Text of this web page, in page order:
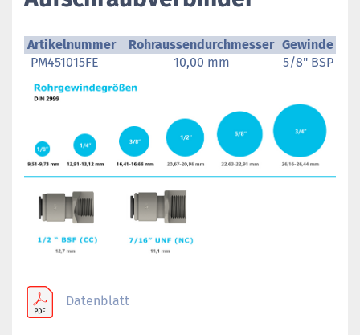
Artikelnummer Rohraussendurchmesser Gewinde
PM451015FE
10,00 mm 5/8" BSP
Datenblatt